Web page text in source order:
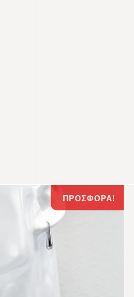
ΠΡΟΣΦΟΡΆ!